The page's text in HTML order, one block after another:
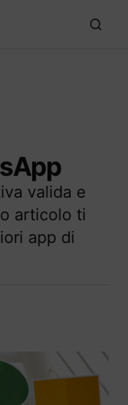
valida e
articolo ti
app di